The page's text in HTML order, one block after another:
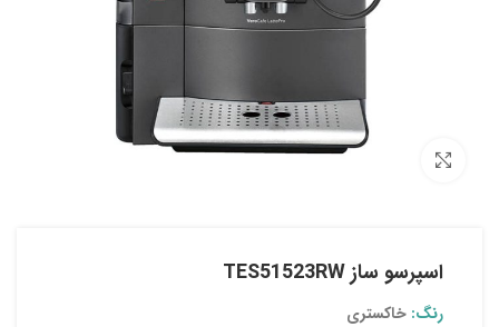
بزرگنمایی تصویر
اسپرسو ساز TES51523RW
رنگ: خاکستری